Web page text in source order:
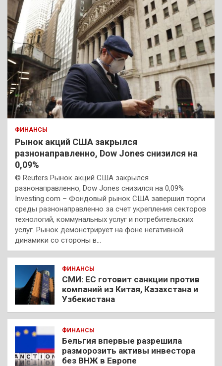
ФИНАНСЫ
Рынок акций США закрылся
разнонаправленно, Dow Jones снизился на
0,09%
© Reuters Рынок акций США закрылся
разнонаправленно, Dow Jones снизился на 0,09%
Investing.com – Фондовый рынок США завершил торги
среды разнонаправленно за счет укрепления секторов
технологий, коммунальных услуг и потребительских
услуг. Рынок демонстрирует на фоне негативной
динамики со стороны в…
ФИНАНСЫ
СМИ: ЕС готовит санкции против
компаний из Китая, Казахстана и
Узбекистана
ФИНАНСЫ
Бельгия впервые разрешила
разморозить активы инвестора
без ВНЖ в Европе